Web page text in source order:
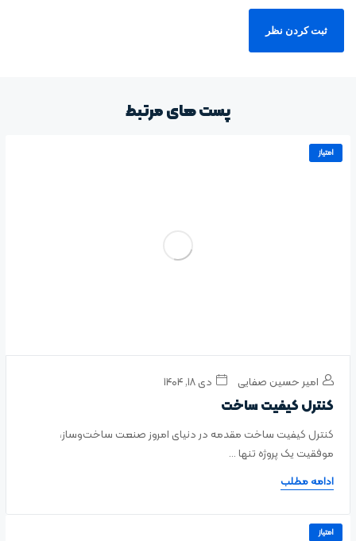
پست های مرتبط
امتیاز
امیر حسین صفایی دی ۱۸, ۱۴۰۴
کنترل کیفیت ساخت
کنترل کیفیت ساخت مقدمه در دنیای امروز صنعت ساخت‌وساز،
موفقیت یک پروژه تنها ...
ادامه مطلب
امتیاز